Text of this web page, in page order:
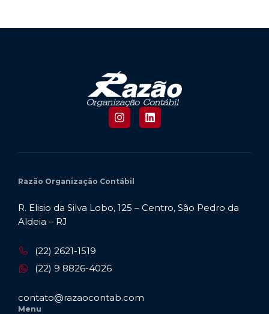
Razão Organização Contábil
R. Elisio da Silva Lobo, 125 – Centro, São Pedro da
Aldeia – RJ
(22) 2621-1519
(22) 9 8826-4026
contato@razaocontab.com
Menu